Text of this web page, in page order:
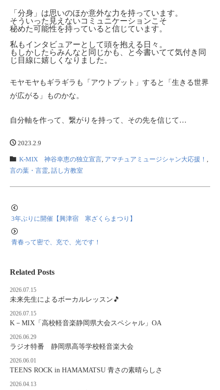
「分身」は思いのほか意外な力を持っています。
そういった見えないコミュニケーションこそ
秘めた可能性を持っていると信じています。
私もインタビュアーとして頭を抱える日々。
もしかしたらみんなと同じかも、と今書いてて気付き同
じ目線に嬉しくなりました。
モヤモヤもギラギラも「アウトプット」すると
「生きる世界
が広がる」ものかな。
自分軸を作って、繋がりを持って、その先を信じて…
2023.2.9
K-MIX 神谷幸恵の独立宣言, アマチュアミュージシャン大応援！ ,
言の葉・言霊, 話し方教室
3年ぶりに開催【興津宿 寒ざくらまつり】
青春って密で、充で、光です！
Related Posts
2026.07.15
未来先生によるボーカルレッスン🎵
2026.07.15
K－MIX「高校軽音楽静岡県大会スペシャル」OA
2026.06.29
ラジオ特番 静岡県高等学校軽音楽大会
2026.06.01
TEENS ROCK in HAMAMATSU 青さの素晴らしさ
2026.04.13